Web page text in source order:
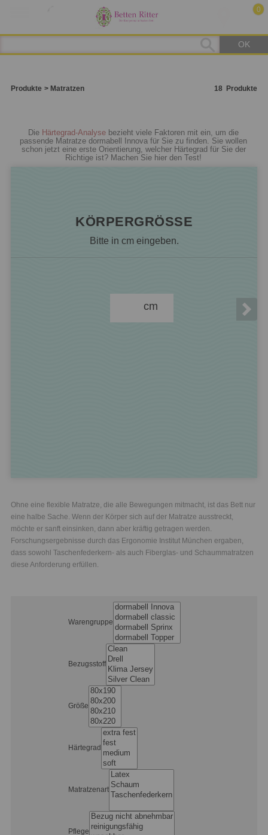
OK
0
Produkte Matratzen 18 Produkte
Die Härtegrad-Analyse bezieht viele Faktoren mit ein, um die
passende Matratze dormabell Innova für Sie zu finden. Sie wollen
schon jetzt eine erste Orientierung, welcher Härtegrad für Sie der
Richtige ist? Machen Sie hier den Test!
KÖRPERGRÖSSE
Bitte in cm eingeben.
cm
Ohne eine flexible Matratze, die alle Bewegungen mitmacht, ist das Bett nur
eine halbe Sache. Wenn der Körper sich auf der Matratze ausstreckt,
möchte er sanft einsinken, dann aber kräftig getragen werden.
Forschungsergebnisse durch das Ergonomie Institut München ergaben,
dass sowohl Taschenfederkern- als auch Fiberglas- und Schaummatratzen
diese Anforderung erfüllen.
Warengruppe
Bezugsstoff
Größe
Härtegrad
Matratzenart
Pflege